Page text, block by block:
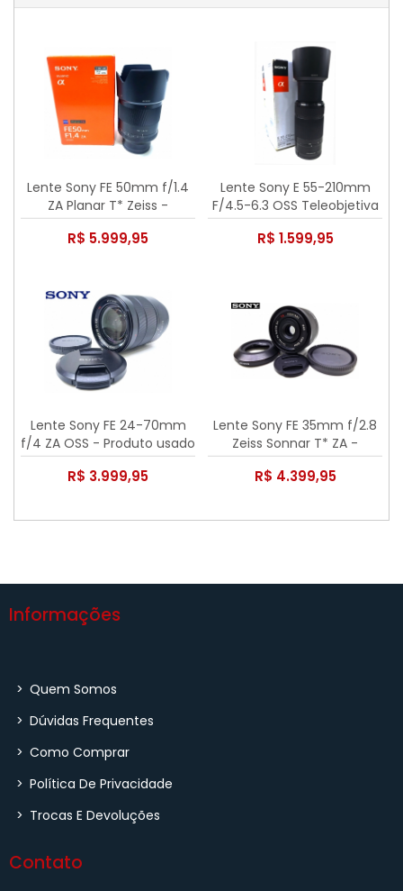
Lente Sony FE 50mm f/1.4
ZA Planar T* Zeiss -
Seminova
R$ 5.999,95
Lente Sony E 55-210mm
F/4.5-6.3 OSS Teleobjetiva
Black - Usada
R$ 1.599,95
Lente Sony FE 24-70mm
f/4 ZA OSS - Produto usado
R$ 3.999,95
Lente Sony FE 35mm f/2.8
Zeiss Sonnar T* ZA -
Seminova
R$ 4.399,95
Informações
> Quem Somos
> Dúvidas Frequentes
> Como Comprar
> Política De Privacidade
> Trocas E Devoluções
Contato